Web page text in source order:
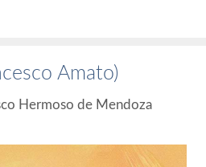
Amato)
Hermoso de Mendoza